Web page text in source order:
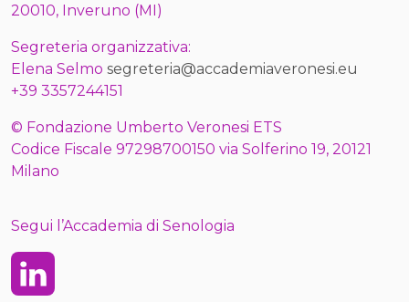
20010, Inveruno (MI)
Segreteria organizzativa:
Elena Selmo segreteria@accademiaveronesi.eu
+39 3357244151
© Fondazione Umberto Veronesi ETS
Codice Fiscale 97298700150 via Solferino 19, 20121
Milano
Segui l’Accademia di Senologia
Linkedin